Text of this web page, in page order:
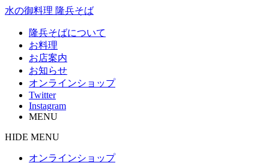
水の御料理 隆兵そば
隆兵そばについて
お料理
お店案内
お知らせ
オンラインショップ
Twitter
Instagram
MENU
HIDE MENU
オンラインショップ